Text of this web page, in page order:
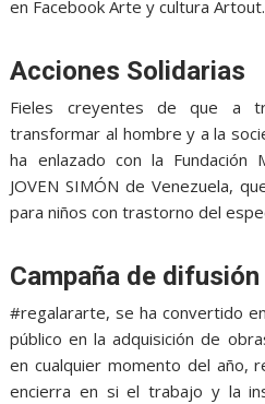
en Facebook Arte y cultura Artout.
Acciones Solidarias
Fieles creyentes de que a
transformar al hombre y a la
ha enlazado con la Fundación
JOVEN SIMÓN de Venezuela,
para niños con trastorno del
Campaña de
#regalararte, se ha convertido
público en la adquisición de
en cualquier momento del año,
encierra en si el trabajo y la